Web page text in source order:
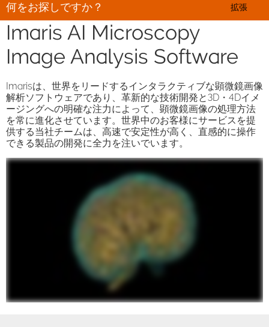
何をお探しですか？ 拡張
Imaris AI Microscopy
Image Analysis Software
Imarisは、世界をリードするインタラクティブな顕微鏡画像
解析ソフトウェアであり、革新的な技術開発と3D・4Dイメ
ージングへの明確な注力によって、顕微鏡画像の処理方法
を常に進化させています。世界中のお客様にサービスを提
供する当社チームは、高速で安定性が高く、直感的に操作
できる製品の開発に全力を注いでいます。